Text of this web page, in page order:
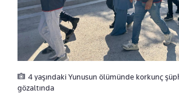
4 yaşındaki Yunusun ölümünde korkunç
gözaltında